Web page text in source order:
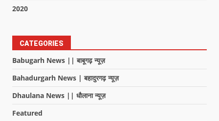
2020
CATEGORIES
Babugarh News || बाबूगढ़ न्यूज़
Bahadurgarh News | बहादुरगढ़ न्यूज़
Dhaulana News || धौलाना न्यूज़
Featured